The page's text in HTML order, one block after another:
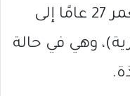
ويُحيلون امرأة تبلغ من العمر 27 عامًا إلى
وهي في حالة